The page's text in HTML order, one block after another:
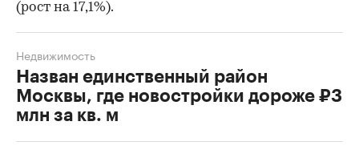
(рост на 17,1%).
Назван единственный район
Москвы, где новостройки дороже ₽3
млн за кв. м
Недвижимость